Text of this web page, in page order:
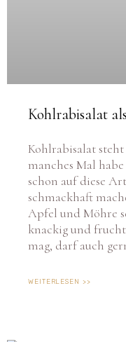
Kohlrabisalat
Kohlrabisalat
manches Mal
schon auf diese
schmackhaft
Apfel und Möhre
knackig und
mag, darf auch
WEITERLESEN >>